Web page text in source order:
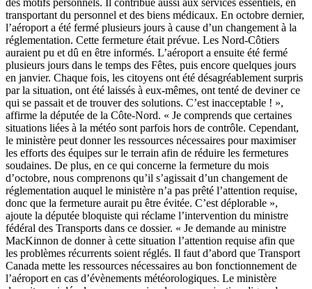
transportant du personnel et des biens médicaux. En octobre dernier,
l’aéroport a été fermé plusieurs jours à cause d’un changement à la
réglementation. Cette fermeture était prévue. Les Nord-Côtiers
auraient pu et dû en être informés. L’aéroport a ensuite été fermé
plusieurs jours dans le temps des Fêtes, puis encore quelques jours
en janvier. Chaque fois, les citoyens ont été désagréablement surpris
par la situation, ont été laissés à eux-mêmes, ont tenté de deviner ce
qui se passait et de trouver des solutions. C’est inacceptable ! »,
affirme la députée de la Côte-Nord. « Je comprends que certaines
situations liées à la météo sont parfois hors de contrôle. Cependant,
le ministère peut donner les ressources nécessaires pour maximiser
les efforts des équipes sur le terrain afin de réduire les fermetures
soudaines. De plus, en ce qui concerne la fermeture du mois
d’octobre, nous comprenons qu’il s’agissait d’un changement de
réglementation auquel le ministère n’a pas prêté l’attention requise,
donc que la fermeture aurait pu être évitée. C’est déplorable »,
ajoute la députée bloquiste qui réclame l’intervention du ministre
fédéral des Transports dans ce dossier. « Je demande au ministre
MacKinnon de donner à cette situation l’attention requise afin que
les problèmes récurrents soient réglés. Il faut d’abord que Transport
Canada mette les ressources nécessaires au bon fonctionnement de
l’aéroport en cas d’évènements météorologiques. Le ministère